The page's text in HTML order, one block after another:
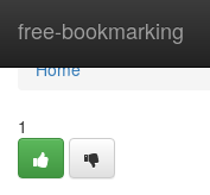
free-bookmarking
Home
Home
1